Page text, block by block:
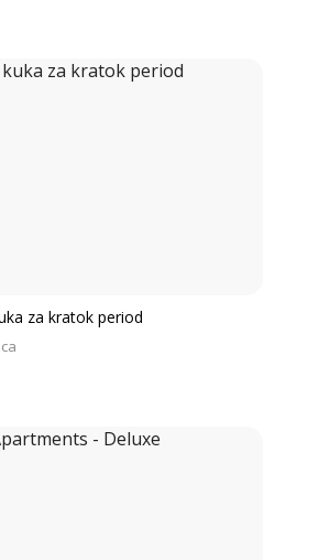
za kratok period